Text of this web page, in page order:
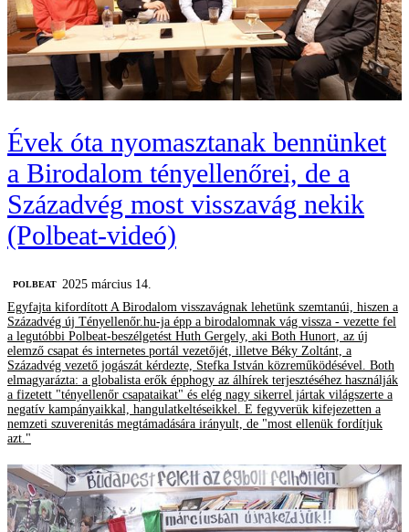
Évek óta nyomasztanak bennünket
a Birodalom tényellenőrei, de a
Századvég most visszavág nekik
(Polbeat-videó)
‎POLBEAT 2025 március 14.
Egyfajta kifordított A Birodalom visszavágnak lehetünk szemtanúi, hiszen a
Századvég új Tényellenőr.hu-ja épp a birodalomnak vág vissza - vezette fel
a legutóbbi Polbeat-beszélgetést Huth Gergely, aki Both Hunort, az új
elemző csapat és internetes portál vezetőjét, illetve Béky Zoltánt, a
Századvég vezető jogászát kérdezte, Stefka István közreműködésével. Both
elmagyarázta: a globalista erők épphogy az álhírek terjesztéséhez használják
a fizetett "tényellenőr csapataikat" és elég nagy sikerrel jártak világszerte a
negatív kampányaikkal, hangulatkeltéseikkel. E fegyverük kifejezetten a
nemzeti szuverenitás megtámadására irányult, de "most ellenük fordítjuk
azt."